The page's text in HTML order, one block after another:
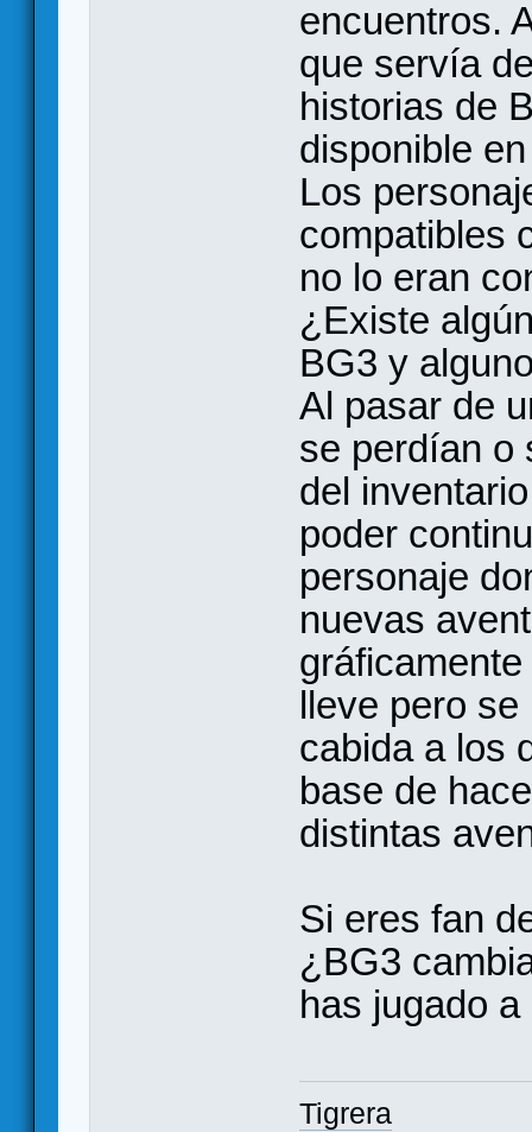
encuentros.
que servía
historias de
disponible
Los
compatibles
no lo eran
¿Existe
BG3 y
Al pasar de
se perdían o
del
poder
personaje
nuevas
lleve pero
cabida a los
base de
distintas
Si eres fan
¿BG3
has jugado
Tigrera